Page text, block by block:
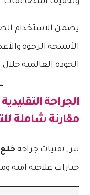
وتخفيف المضاعفات.
يضمن الاستخدام
الأنسجة الرخوة
الجودة العالمية خلال
الجراحة
مقارنة شاملة
تبرز تقنيات جراحة
خيارات علاجية آمنة